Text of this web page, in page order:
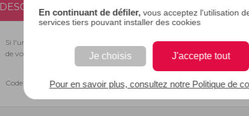
En continuant de défiler, vous acceptez l'utilisation
services tiers pouvant installer des cookies
Je choisis J'accepte tout
Pour en savoir plus, consultez notre Politique de
DESCRIPTION
Si l'une des touches (ou boutons) fonctions de votre sèche-linge est
de votre appareil. Les touches fonctions vous servent à indiquer vos
Code EAN : 3251430296496